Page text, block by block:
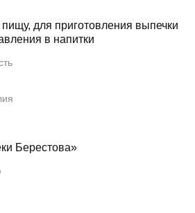
для приготовления выпечки
в напитки
Берестова»